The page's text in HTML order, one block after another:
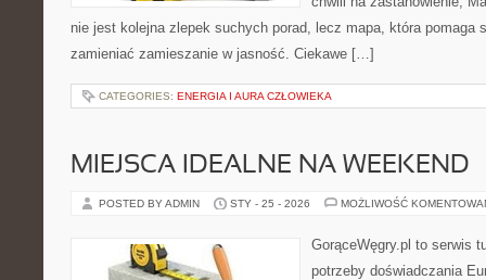
nie jest kolejna zlepek suchych porad, lecz mapa, która pomaga
zamieniać zamieszanie w jasność. Ciekawe […]
CATEGORIES: ENERGIA I AURA CZŁOWIEKA
MIEJSCA IDEALNE NA WEEKEND
POSTED BY ADMIN STY - 25 - 2026 MOŻLIWOŚĆ
GorąceWęgry.pl to serwis
potrzeby doświadczania